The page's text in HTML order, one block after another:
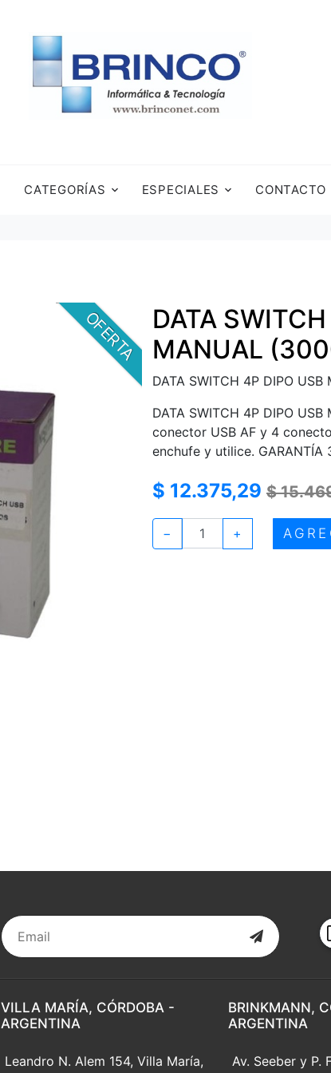
CATEGORÍAS ESPECIALES CONTACTO
OFERTA DATA
MANUAL
DATA SWITCH 4P DIPO USB
DATA SWITCH 4P DIPO
conector USB AF y 4
enchufe y utilice. GARANTÍA
$ 12.375,29 $
− +
VILLA MARÍA, CÓRDOBA -
ARGENTINA
Leandro N. Alem 154, Villa María,
BRINKMANN,
ARGENTINA
Av. Seeber y P.